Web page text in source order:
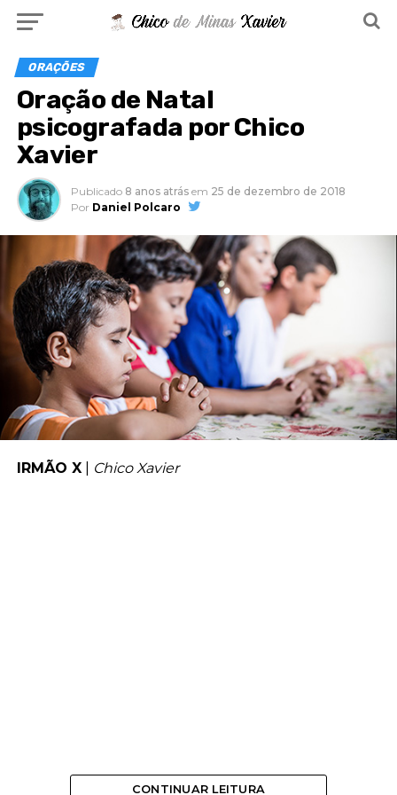
ORAÇÕES
Oração de Natal
psicografada por Chico
Xavier
Publicado 8 anos atrás em 25 de dezembro de 2018
Por Daniel Polcaro
IRMÃO X| Chico Xavier
CONTINUAR LEITURA